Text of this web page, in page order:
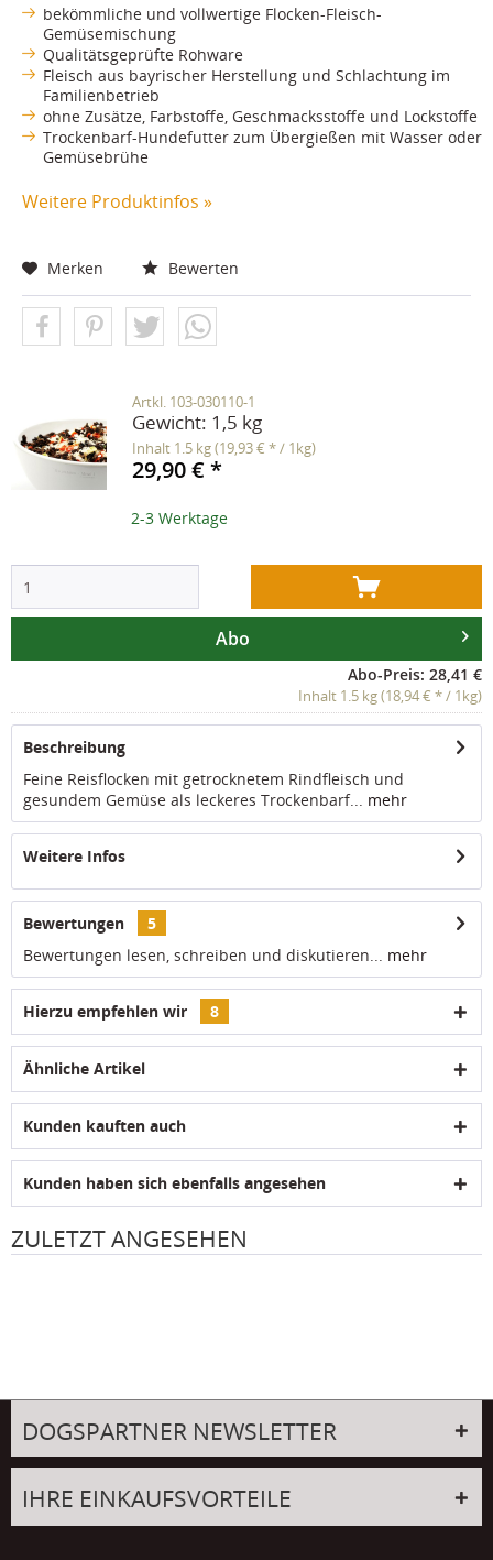
bekömmliche und vollwertige Flocken-Fleisch-
Gemüsemischung
Qualitätsgeprüfte Rohware
Fleisch aus bayrischer Herstellung und Schlachtung im
Familienbetrieb
ohne Zusätze, Farbstoffe, Geschmacksstoffe und Lockstoffe
Trockenbarf-Hundefutter zum Übergießen mit Wasser oder
Gemüsebrühe
Weitere Produktinfos »
Merken Bewerten
Artkl. 103-030110-1
Gewicht: 1,5 kg
2-3 Werktage
Abo-Preis: 28,41 €
Inhalt 1.5 kg (18,94 € * / 1kg)
Abo
Inhalt 1.5 kg(19,93 € * / 1kg)
29,90 € *
Beschreibung
Feine Reisflocken mit getrocknetem Rindfleisch und
gesundem Gemüse als leckeres Trockenbarf... mehr
Weitere Infos
Bewertungen
5
Bewertungen lesen, schreiben und diskutieren... mehr
Hierzu empfehlen wir 8
Ähnliche Artikel
Kunden kauften auch
Kunden haben sich ebenfalls angesehen
ZULETZT ANGESEHEN
DOGSPARTNER NEWSLETTER
IHRE EINKAUFSVORTEILE